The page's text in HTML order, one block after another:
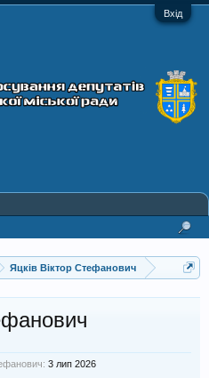
Вхід
Яцків Віктор Стефанович
3 лип 2026